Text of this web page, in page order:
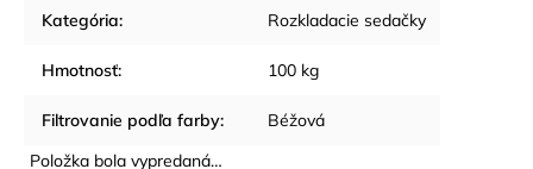
Kategória: Rozkladacie sedačky
Hmotnosť: 100 kg
Filtrovanie podľa farby:
Béžová
Položka bola vypredaná…